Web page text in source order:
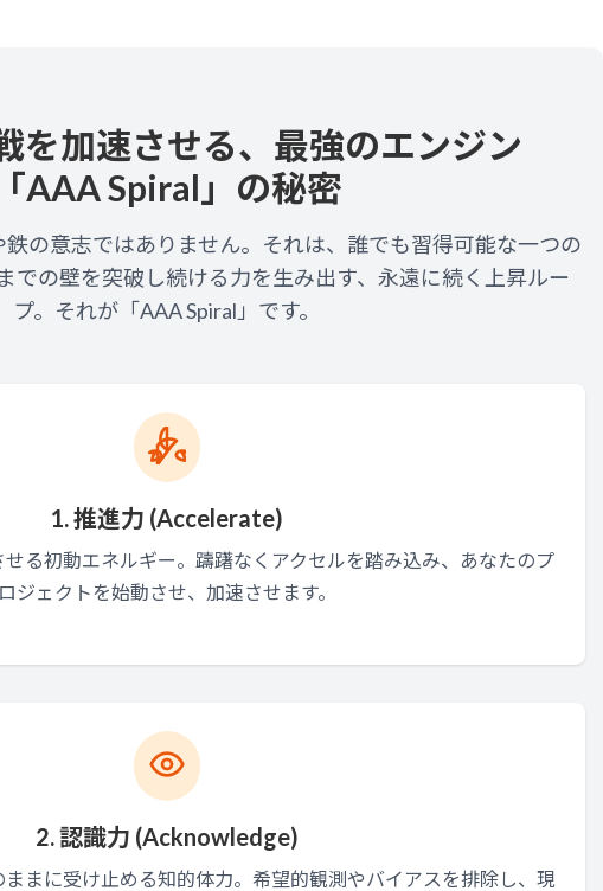
を加速させる、最強のエンジン
「AAA Spiral」 の秘密
鉄の意志ではありません。それは、誰でも習得可能な一つの
での壁を突破し続ける力を生み出す、永遠に続く上昇ルー
プ。それが「AAA Spiral」です。
1. 推進力 (Accelerate)
る初動エネルギー。躊躇なくアクセルを踏み込み、あなたのプ
ロジェクトを始動させ、加速させます。
2. 認識力 (Acknowledge)
まに受け止める知的体力。希望的観測やバイアスを排除し、現